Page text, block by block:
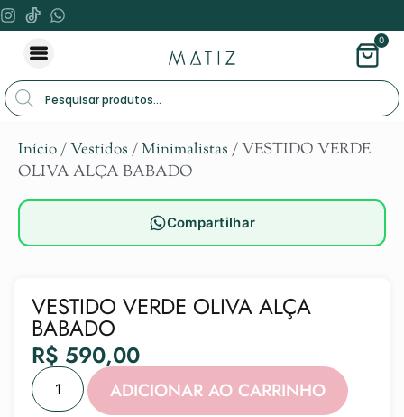
0
Início/Vestidos /Minimalistas / VESTIDO VERDE
OLIVA ALÇA BABADO
Compartilhar
VESTIDO VERDE OLIVA ALÇA
BABADO
R$ 590,00
ADICIONAR AO CARRINHO